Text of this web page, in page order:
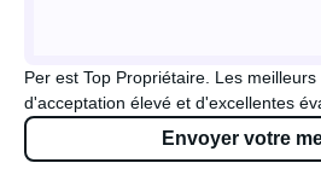
Per est Top Propriétaire. Les
d'acceptation élevé et d'excellentes
Envoyer votre